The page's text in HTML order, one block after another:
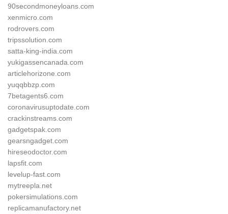
90secondmoneyloans.com
xenmicro.com
rodrovers.com
tripssolution.com
satta-king-india.com
yukigassencanada.com
articlehorizone.com
yuqqbbzp.com
7betagents6.com
coronavirusuptodate.com
crackinstreams.com
gadgetspak.com
gearsngadget.com
hireseodoctor.com
lapsfit.com
levelup-fast.com
mytreepla.net
pokersimulations.com
replicamanufactory.net